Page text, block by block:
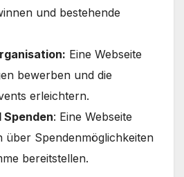
und bestehende
Eine Webseite
bewerben und die
erleichtern.
Spenden: Eine Webseite
über Spendenmöglichkeiten
bereitstellen.